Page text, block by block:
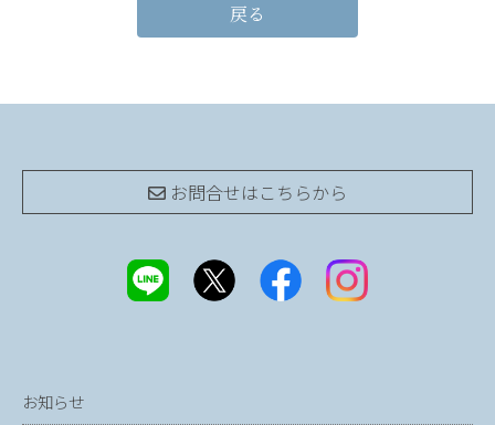
戻る
お問合せはこちらから
お知らせ